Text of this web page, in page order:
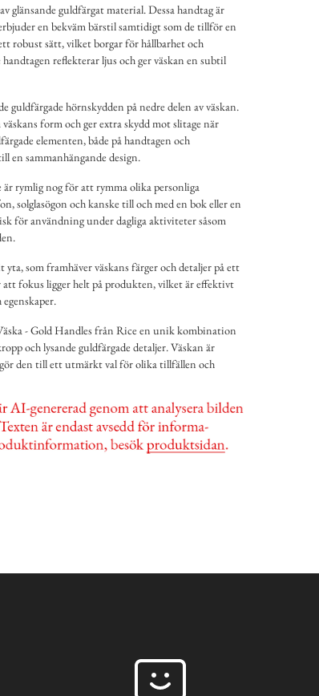
glänsande guldfärgat material. Dessa handtag är
en bekväm bärstil samtidigt som de tillför en
robust sätt, vilket borgar för hållbarhet och
reflekterar ljus och ger väskan en subtil
guldfärgade hörnskydden på nedre delen av väskan.
form och ger extra skydd mot slitage när
elementen, både på handtagen och
en sammanhängande design.
rymlig nog för att rymma olika personliga
solglasögon och kanske till och med en bok eller en
för användning under dagliga aktiviteter såsom
som framhäver väskans färger och detaljer på ett
fokus ligger helt på produkten, vilket är effektivt
- Gold Handles från Rice en unik kombination
och lysande guldfärgade detaljer. Väskan är
den till ett utmärkt val för olika tillfällen och